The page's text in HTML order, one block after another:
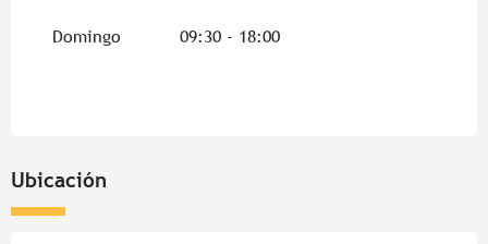
Del1 septiembre 2026al20 septiembre
2026
Domingo 09:30 - 18:00
Ubicación